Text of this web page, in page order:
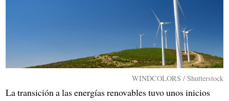
WINDCOLORS / Shutterstock
La transición a las energías renovables tuvo unos inicios